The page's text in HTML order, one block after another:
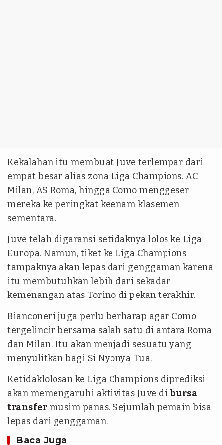
Kekalahan itu membuat Juve terlempar dari
empat besar alias zona Liga Champions. AC
Milan, AS Roma, hingga Como menggeser
mereka ke peringkat keenam klasemen
sementara.
Juve telah digaransi setidaknya lolos ke Liga
Europa. Namun, tiket ke Liga Champions
tampaknya akan lepas dari genggaman karena
itu membutuhkan lebih dari sekadar
kemenangan atas Torino di pekan terakhir.
Bianconeri juga perlu berharap agar Como
tergelincir bersama salah satu di antara Roma
dan Milan. Itu akan menjadi sesuatu yang
menyulitkan bagi Si Nyonya Tua.
Ketidaklolosan ke Liga Champions diprediksi
akan memengaruhi aktivitas Juve di bursa
transfer musim panas. Sejumlah pemain bisa
lepas dari genggaman.
Baca Juga